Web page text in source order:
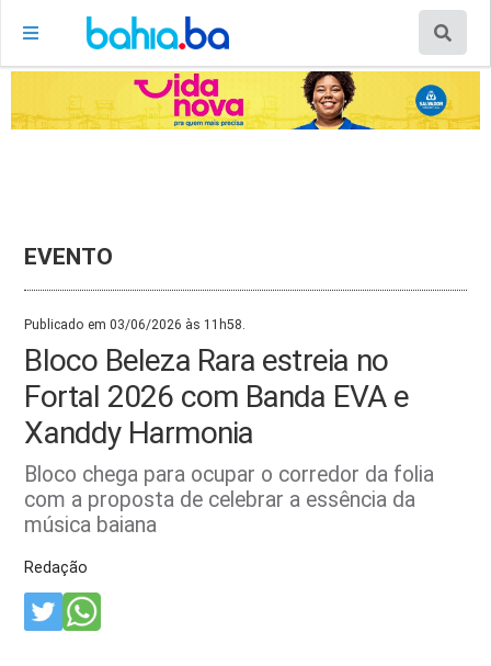
EVENTO
Publicado em 03/06/2026 às 11h58.
Bloco Beleza Rara estreia no
Fortal 2026 com Banda EVA e
Xanddy Harmonia
Bloco chega para ocupar o corredor da folia
com a proposta de celebrar a essência da
música baiana
Redação